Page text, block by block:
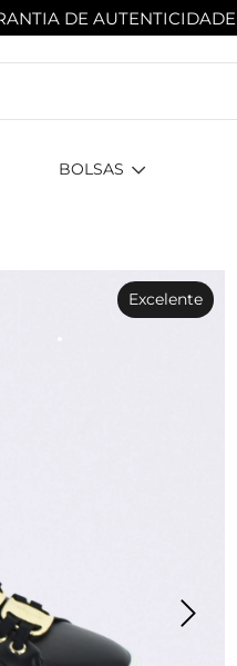
DE AUTENTICIDADE
BOLSAS
Excelente